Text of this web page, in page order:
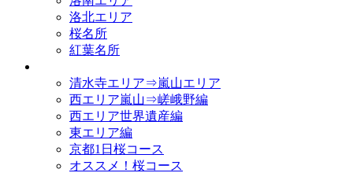
洛北エリア
桜名所
紅葉名所
清水寺エリア⇒嵐山エリア
西エリア嵐山⇒嵯峨野編
西エリア世界遺産編
東エリア編
京都1日桜コース
オススメ！桜コース